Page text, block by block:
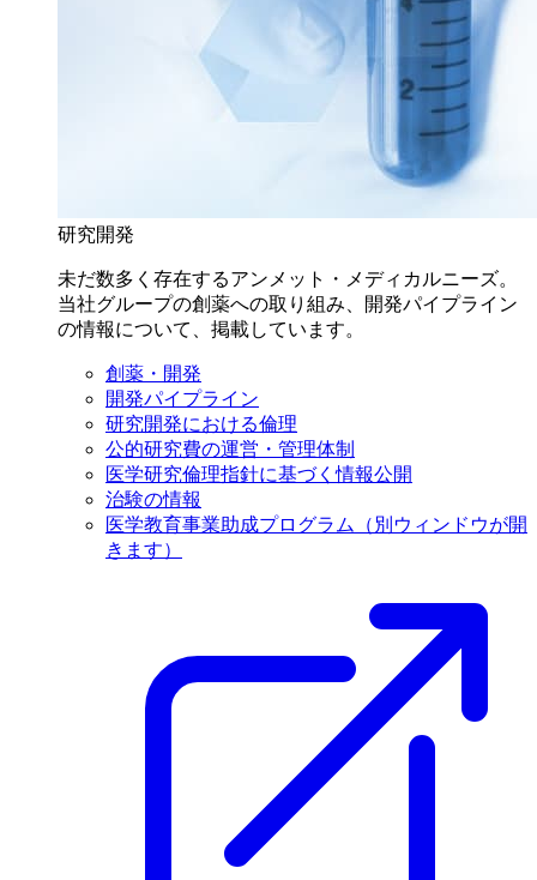
研究開発
未だ数多く存在するアンメット・メディカルニーズ。
当社グループの創薬への取り組み、開発パイプライン
の情報について、掲載しています。
創薬・開発
開発パイプライン
研究開発における倫理
公的研究費の運営・管理体制
医学研究倫理指針に基づく情報公開
治験の情報
医学教育事業助成プログラム
（別ウィンドウが開
きます）